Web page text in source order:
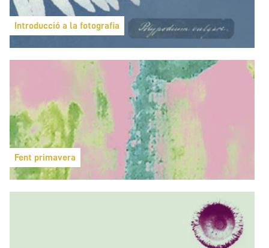
Introducció a la fotografia
Fent primavera